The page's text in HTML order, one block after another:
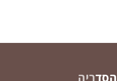
הסדריה